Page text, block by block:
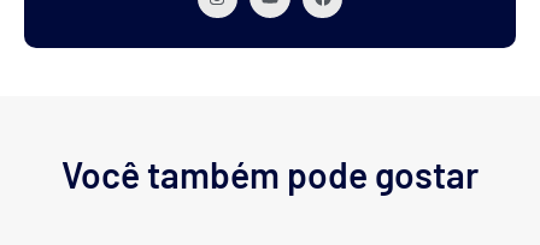
Você também pode gostar